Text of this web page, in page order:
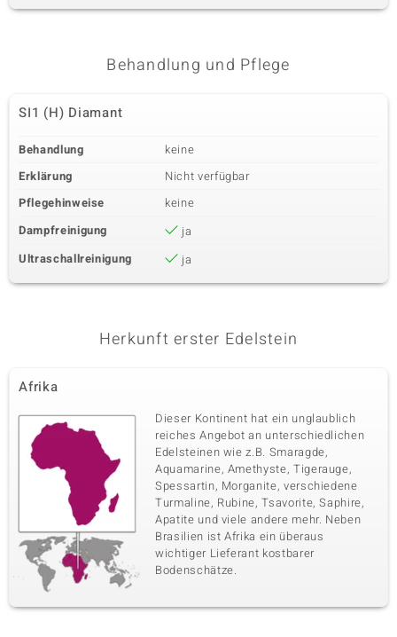
Behandlung und Pflege
SI1 (H) Diamant
Behandlung
keine
Erklärung
Nicht verfügbar
Pflegehinweise
keine
Dampfreinigung
ja
Ultraschallreinigung
ja
Herkunft erster Edelstein
Afrika
Dieser Kontinent hat ein unglaublich
reiches Angebot an unterschiedlichen
Edelsteinen wie z.B. Smaragde,
Aquamarine, Amethyste, Tigerauge,
Spessartin, Morganite, verschiedene
Turmaline, Rubine, Tsavorite, Saphire,
Apatite und viele andere mehr. Neben
Brasilien ist Afrika ein überaus
wichtiger Lieferant kostbarer
Bodenschätze.